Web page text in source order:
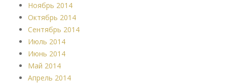
Ноябрь 2014
Октябрь 2014
Сентябрь 2014
Июль 2014
Июнь 2014
Май 2014
Апрель 2014